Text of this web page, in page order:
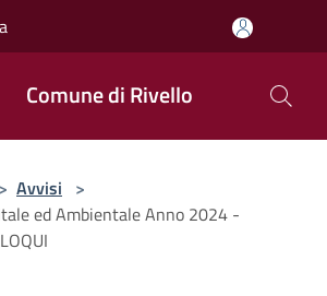
Comune di Rivello
> Avvisi >
ed Ambientale Anno 2024 -